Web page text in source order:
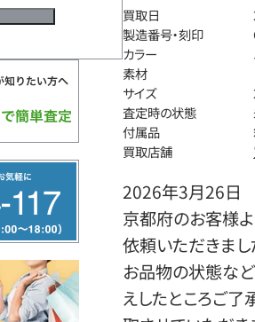
買取日
製造番号・刻印
カラー
素材
サイズ
査定時の状態
付属品
買取店舗
2026年3月26日
京都府のお客様
依頼いただきまし
お品物の状態など
えしたところご